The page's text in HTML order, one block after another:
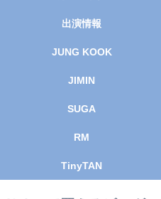
出演情報
JUNG KOOK
JIMIN
SUGA
RM
TinyTAN